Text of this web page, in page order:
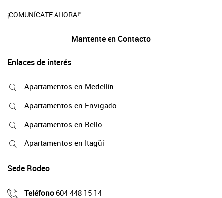
¡COMUNÍCATE AHORA!"
Mantente en Contacto
Enlaces de interés
Apartamentos en Medellín
Apartamentos en Envigado
Apartamentos en Bello
Apartamentos en Itagüí
Sede Rodeo
Teléfono 604 448 15 14